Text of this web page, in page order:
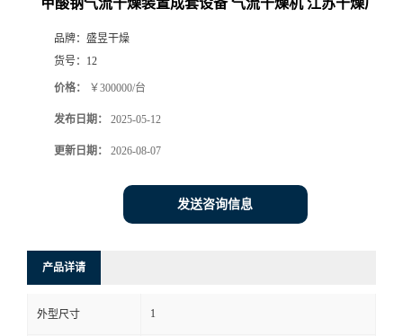
甲酸钠气流干燥装置成套设备 气流干燥机 江苏干燥厂
品牌： 盛昱干燥
货号： 12
价格： ￥300000/台
发布日期： 2025-05-12
更新日期： 2026-08-07
发送咨询信息
产品详请
外型尺寸 1